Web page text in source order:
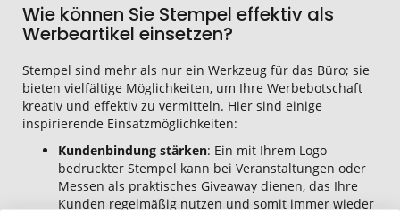
Wie können Sie Stempel effektiv als
Werbeartikel einsetzen?
Stempel sind mehr als nur ein Werkzeug für das Büro; sie
bieten vielfältige Möglichkeiten, um Ihre Werbebotschaft
kreativ und effektiv zu vermitteln. Hier sind einige
inspirierende Einsatzmöglichkeiten:
Kundenbindung stärken: Ein mit Ihrem Logo
bedruckter Stempel kann bei Veranstaltungen oder
Messen als praktisches Giveaway dienen, das Ihre
Kunden regelmäßig nutzen und somit immer wieder